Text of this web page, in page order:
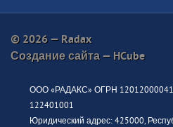
© 2026 — Radax
Создание сайта —HCube
ООО «РАДАКС» ОГРН
122401001
Юридический адрес: 425000,